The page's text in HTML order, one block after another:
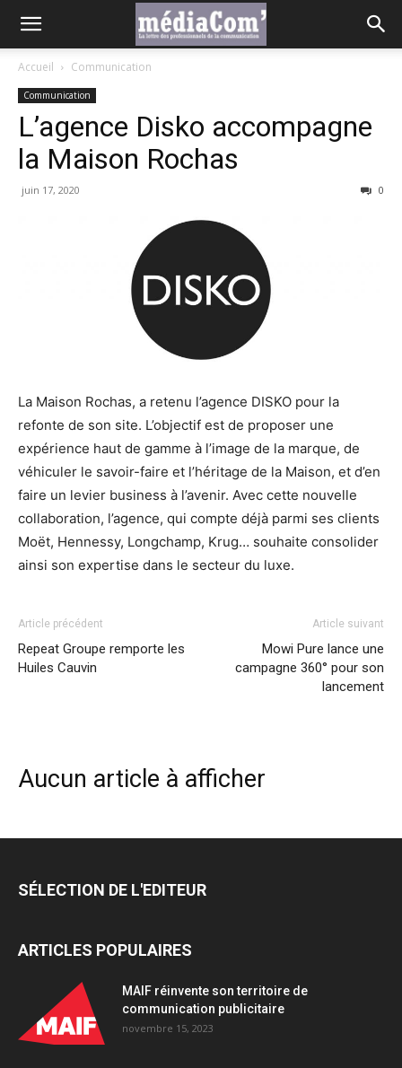
Accueil Communication
Communication
L’agence Disko accompagne
la Maison Rochas
juin 17, 2020 0
La Maison Rochas, a retenu l’agence DISKO pour la
refonte de son site. L’objectif est de proposer une
expérience haut de gamme à l’image de la marque, de
véhiculer le savoir-faire et l’héritage de la Maison, et d’en
faire un levier business à l’avenir. Avec cette nouvelle
collaboration, l’agence, qui compte déjà parmi ses clients
Moët, Hennessy, Longchamp, Krug… souhaite consolider
ainsi son expertise dans le secteur du luxe.
Article précédent
Repeat Groupe remporte les
Huiles Cauvin
Article suivant
Mowi Pure lance une
campagne 360° pour son
lancement
Aucun article à afficher
SÉLECTION DE L'EDITEUR
ARTICLES POPULAIRES
MAIF réinvente son territoire de
communication publicitaire
novembre 15, 2023